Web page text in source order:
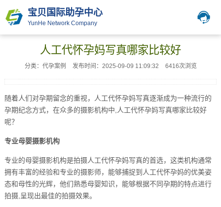
宝贝国际助孕中心
YunHe Network Company
人工代怀孕妈写真哪家比较好
分类：代孕案例 发布时间：2025-09-09 11:09:32 6416次浏览
随着人们对孕期留念的重视，人工代怀孕妈写真逐渐成为一种流行的
孕期纪念方式，在众多的摄影机构中,人工代怀孕妈写真哪家比较好
呢？
专业母婴摄影机构
专业的母婴摄影机构是拍摄人工代怀孕妈写真的首选，这类机构通常
拥有丰富的经验和专业的摄影师，能够捕捉到人工代怀孕妈的优美姿
态和母性的光辉，他们熟悉母婴知识，能够根据不同孕期的特点进行
拍摄,呈现出最佳的拍摄效果。